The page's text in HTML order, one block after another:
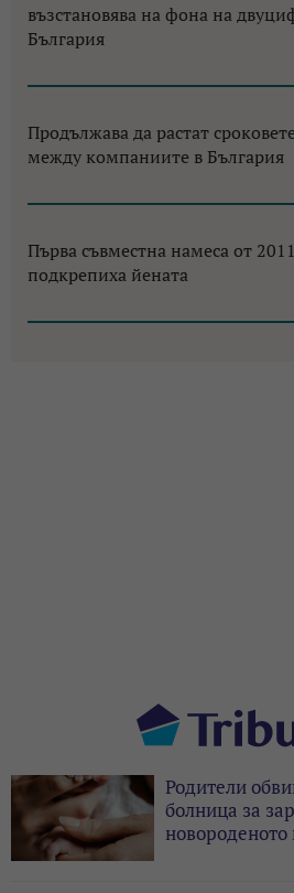
възстановява на фона на
България
Продължава да растат
между компаниите в България
Първа съвместна намеса от
подкрепиха йената
Родители
болница за